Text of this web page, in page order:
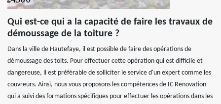
Qui est-ce qui a la capacité de faire les travaux de
démoussage de la toiture ?
Dans la ville de Hautefaye, il est possible de faire des opérations de
démoussage des toits. Pour effectuer cette opération qui est difficile et
dangereuse, il est préférable de solliciter le service d'un expert comme les
couvreurs. Ainsi, nous vous proposons les compétences de IC Renovation
qui a suivi des formations spécifiques pour effectuer les opérations dans les